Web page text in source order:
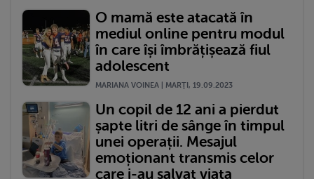
O mamă este atacată în
mediul online pentru modul
în care își îmbrățișează fiul
adolescent
MARIANA VOINEA | MARŢI, 19.09.2023
Un copil de 12 ani a pierdut
șapte litri de sânge în timpul
unei operații. Mesajul
emoționant transmis celor
care i-au salvat viața